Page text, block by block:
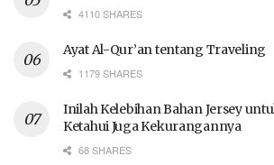
4110 SHARES
Ayat Al-Qur’an tentang Traveling
1179 SHARES
Inilah Kelebihan Bahan Jersey
Ketahui Juga Kekurangannya
68 SHARES